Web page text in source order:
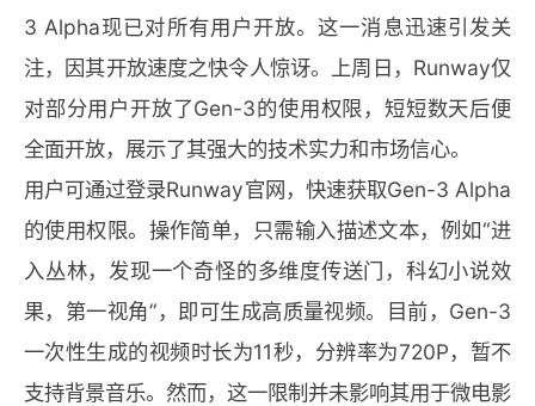
3 Alpha现已对所有用户开放。这一消息迅速引发关
注，因其开放速度之快令人惊讶。上周日，Runway仅
对部分用户开放了Gen-3的使用权限，短短数天后便
全面开放，展示了其强大的技术实力和市场信心。
用户可通过登录Runway官网，快速获取Gen-3 Alpha
的使用权限。操作简单，只需输入描述文本，例如“进
入丛林，发现一个奇怪的多维度传送门，科幻小说效
果，第一视角”，即可生成高质量视频。目前，Gen-3
一次性生成的视频时长为11秒，分辨率为720P，暂不
支持背景音乐。然而，这一限制并未影响其用于微电影